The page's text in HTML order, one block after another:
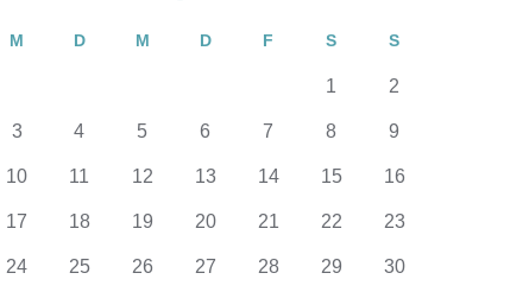
M D M D F S S
1 2
3 4 5 6 7 8 9
10 11 12 13 14 15 16
17 18 19 20 21 22 23
24 25 26 27 28 29 30